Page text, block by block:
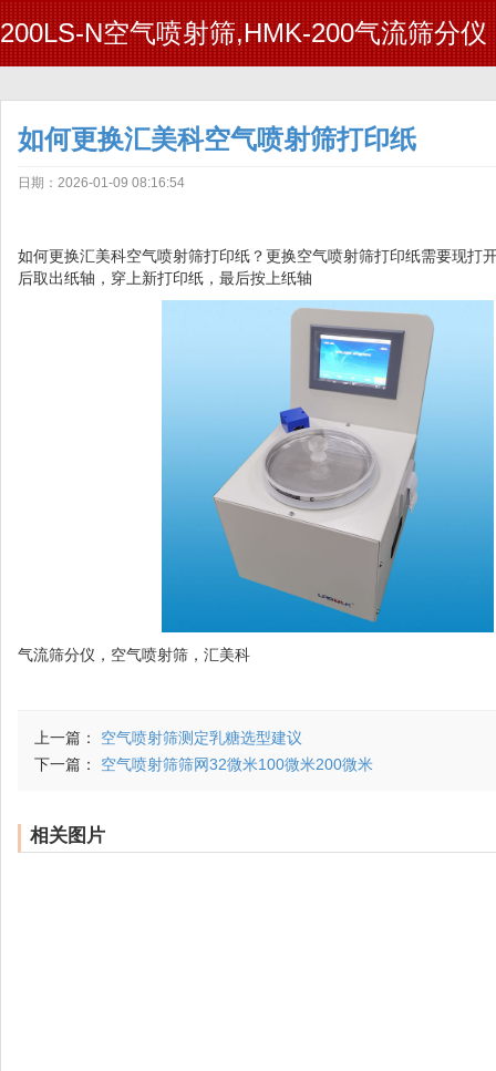
200LS-N空气喷射筛,HMK-200气流筛分仪
如何更换汇美科空气喷射筛打印纸
日期：2026-01-09 08:16:54
如何更换汇美科空气喷射筛打印纸？更换空气喷射筛打印纸需要现打
后取出纸轴，穿上新打印纸，最后按上纸轴
气流筛分仪，空气喷射筛，汇美科
上一篇： 空气喷射筛测定乳糖选型建议
下一篇： 空气喷射筛筛网32微米100微米200微米
相关图片